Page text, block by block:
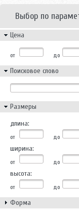
Выбор по
Цена
от до
Поисковое слово
Размеры
длина:
от до
ширина:
от до
высота:
от до
Форма